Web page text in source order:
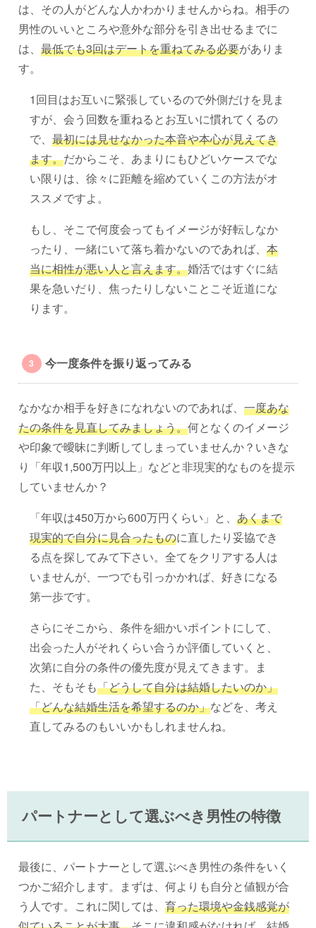
は、その人がどんな人かわかりませんからね。相手の
男性のいいところや意外な部分を引き出せるまでに
は、 最低でも3回はデートを重ねてみる必要がありま
す。
1回目はお互いに緊張しているので外側だけを見ま
すが、会う回数を重ねるとお互いに慣れてくるの
で、 最初には見せなかった本音や本心が見えてき
ます。だからこそ、あまりにもひどいケースでな
い限りは、徐々に距離を縮めていくこの方法がオ
ススメですよ。
もし、そこで何度会ってもイメージが好転しなか
ったり、一緒にいて落ち着かないのであれば、 本
当に相性が悪い人と言えます。婚活ではすぐに結
果を急いだり、焦ったりしないことこそ近道にな
ります。
今一度条件を振り返ってみる
なかなか相手を好きになれないのであれば、 一度あな
たの条件を見直してみましょう。何となくのイメージ
や印象で曖昧に判断してしまっていませんか？いきな
り「年収1,500万円以上」などと非現実的なものを提示
していませんか？
「年収は450万から600万円くらい」と、 あくまで
現実的で自分に見合ったものに直したり妥協でき
る点を探してみて下さい。全てをクリアする人は
いませんが、一つでも引っかかれば、好きになる
第一歩です。
さらにそこから、条件を細かいポイントにして、
出会った人がそれくらい合うか評価していくと、
次第に自分の条件の優先度が見えてきます。ま
た、そもそも「どうして自分は結婚したいのか」
「どんな結婚生活を希望するのか」などを、考え
直してみるのもいいかもしれませんね。
パートナーとして選ぶべき男性の特徴
最後に、パートナーとして選ぶべき男性の条件をいく
つかご紹介します。まずは、何よりも自分と値観が合
う人です。これに関しては、 育った環境や金銭感覚が